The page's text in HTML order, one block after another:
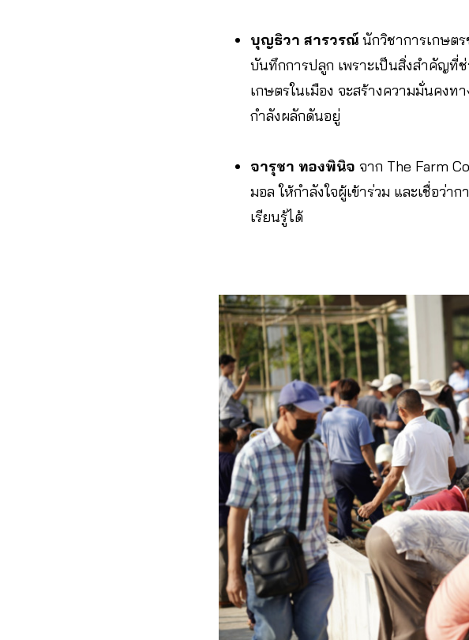
บุญธิวา สารวรณ์ นักวิชาการเกษต
บันทึกการปลูก เพราะเป็นสิ่งสำคัญที่
เกษตรในเมือง จะสร้างความมั่นคงท
กำลังผลักดันอยู่
จารุชา ทองพินิจ จาก The Farm
มอล ให้กำลังใจผู้เข้าร่วม และเชื่อว่า
เรียนรู้ได้